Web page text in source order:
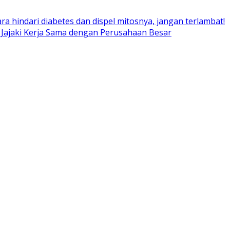
hindari diabetes dan dispel mitosnya, jangan terlambat!
Kerja Sama dengan Perusahaan Besar